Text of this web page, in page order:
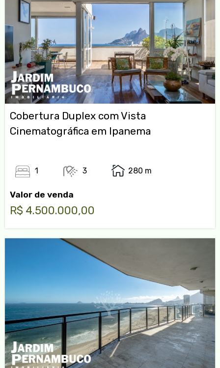
Cobertura Duplex com Vista
Cinematográfica em Ipanema
1 3 280 m
Valor de venda
R$ 4.500.000,00